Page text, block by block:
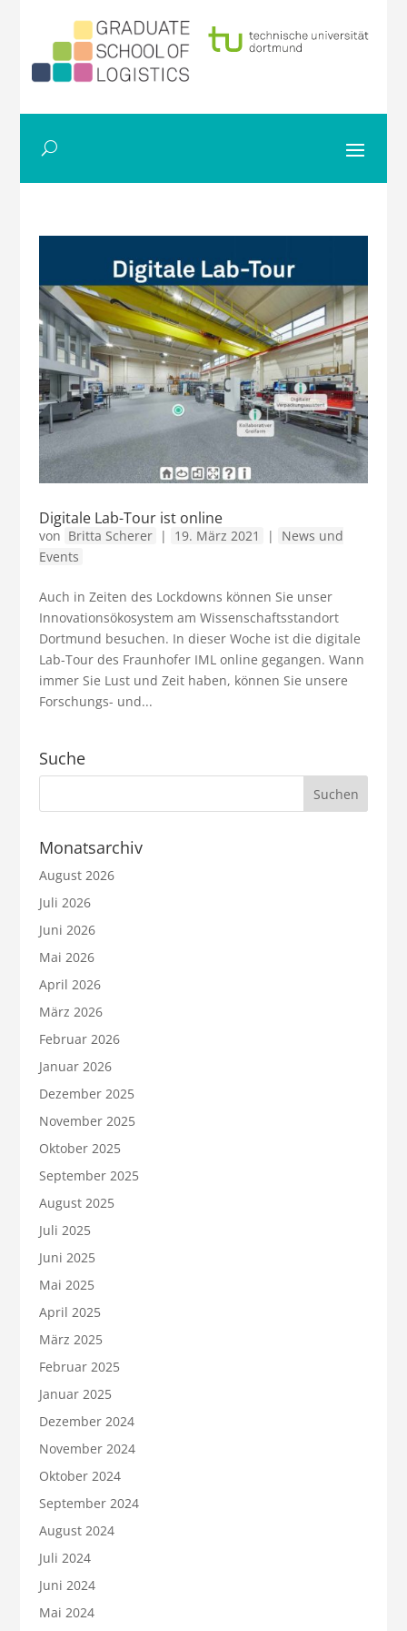
Digitale Lab-Tour ist online
von Britta Scherer | 19. März 2021 |
News und
Events
Auch in Zeiten des Lockdowns können Sie unser
Innovationsökosystem am Wissenschaftsstandort
Dortmund besuchen. In dieser Woche ist die digitale
Lab-Tour des Fraunhofer IML online gegangen. Wann
immer Sie Lust und Zeit haben, können Sie unsere
Forschungs- und...
Suche
Monatsarchiv
August 2026
Juli 2026
Juni 2026
Mai 2026
April 2026
März 2026
Februar 2026
Januar 2026
Dezember 2025
November 2025
Oktober 2025
September 2025
August 2025
Juli 2025
Juni 2025
Mai 2025
April 2025
März 2025
Februar 2025
Januar 2025
Dezember 2024
November 2024
Oktober 2024
September 2024
August 2024
Juli 2024
Juni 2024
Mai 2024